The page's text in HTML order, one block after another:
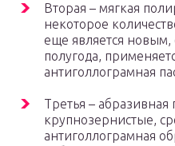
Вторая – мягкая
некоторое
еще является новым,
полугода,
антиголлограмная
Третья –
крупнозернистые,
антиголлограмная